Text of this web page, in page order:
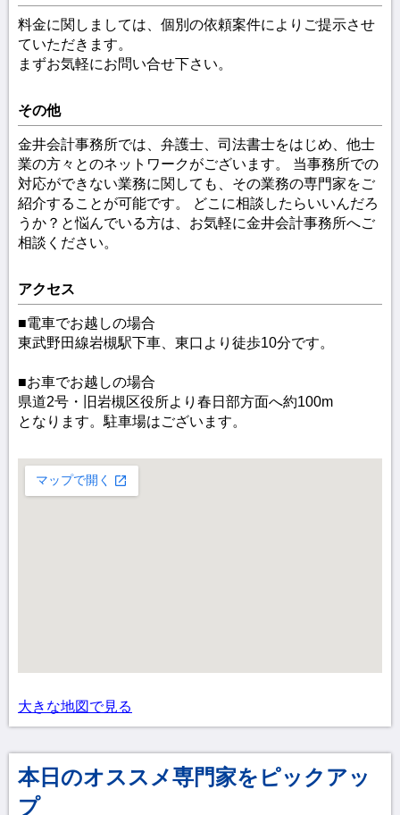
料金に関しましては、個別の依頼案件によりご提示させ
ていただきます。
まずお気軽にお問い合せ下さい。
その他
金井会計事務所では、弁護士、司法書士をはじめ、他士
業の方々とのネットワークがございます。 当事務所での
対応ができない業務に関しても、その業務の専門家をご
紹介することが可能です。 どこに相談したらいいんだろ
うか？と悩んでいる方は、お気軽に金井会計事務所へご
相談ください。
アクセス
■電車でお越しの場合
東武野田線岩槻駅下車、東口より徒歩10分です。
■お車でお越しの場合
県道2号・旧岩槻区役所より春日部方面へ約100m
となります。駐車場はございます。
大きな地図で見る
本日のオススメ専門家をピックアッ
プ